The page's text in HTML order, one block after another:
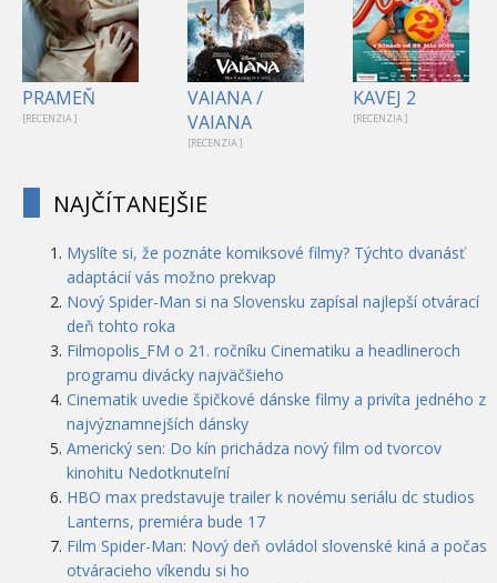
PRAMEŇ
[RECENZIA ]
VAIANA /
VAIANA
[RECENZIA ]
KAVEJ 2
[RECENZIA ]
NAJČÍTANEJŠIE
Myslíte si, že poznáte komiksové filmy? Týchto dvanásť
adaptácií vás možno prekvap
Nový Spider-Man si na Slovensku zapísal najlepší otvárací
deň tohto roka
Filmopolis_FM o 21. ročníku Cinematiku a headlineroch
programu divácky najväčšieho
Cinematik uvedie špičkové dánske filmy a privíta jedného z
najvýznamnejších dánsky
Americký sen: Do kín prichádza nový film od tvorcov
kinohitu Nedotknuteľní
HBO max predstavuje trailer k novému seriálu dc studios
Lanterns, premiéra bude 17
Film Spider-Man: Nový deň ovládol slovenské kiná a počas
otváracieho víkendu si ho